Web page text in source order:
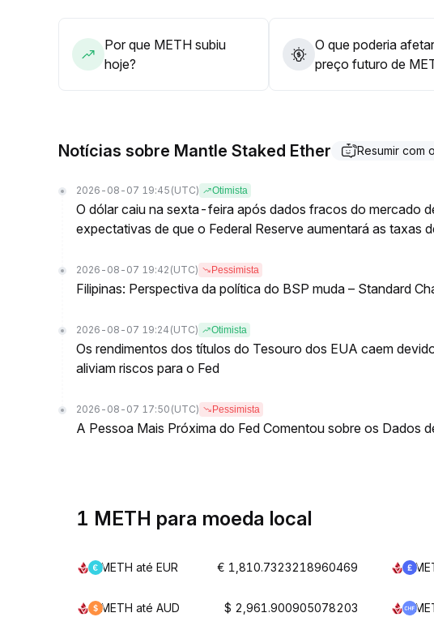
Por que METH subiu
hoje?
O que poderia
preço futuro de
Notícias sobre Mantle Staked Ether Resumir com
2026-08-07 19:45 (UTC) Otimista
O dólar caiu na sexta-feira após dados fracos do mercado
expectativas de que o Federal Reserve aumentará as taxas
2026-08-07 19:42 (UTC) Pessimista
Filipinas: Perspectiva da política do BSP muda – Standard
2026-08-07 19:24 (UTC) Otimista
Os rendimentos dos títulos do Tesouro dos EUA caem
aliviam riscos para o Fed
2026-08-07 17:50 (UTC) Pessimista
A Pessoa Mais Próxima do Fed Comentou sobre os Dados
1 METH para moeda local
METH até EUR € 1,810.7323218960469
METH até AUD $ 2,961.900905078203